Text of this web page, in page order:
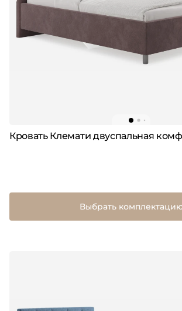
Кровать Клемати двуспальная
Выбрать